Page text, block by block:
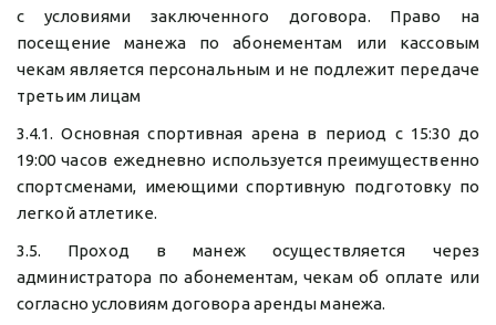
с условиями заключенного договора. Право на
посещение манежа по абонементам или кассовым
чекам является персональным и не подлежит передаче
третьим лицам
3.4.1. Основная спортивная арена в период с 15:30 до
19:00 часов ежедневно используется преимущественно
спортсменами, имеющими спортивную подготовку по
легкой атлетике.
3.5. Проход в манеж осуществляется через
администратора по абонементам, чекам об оплате или
согласно условиям договора аренды манежа.